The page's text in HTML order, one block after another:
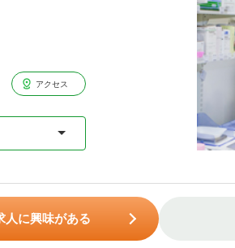
アクセス
人に興味がある